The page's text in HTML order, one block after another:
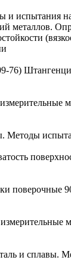
и испытания
металлов.
Методы
поверочные
и сплавы.